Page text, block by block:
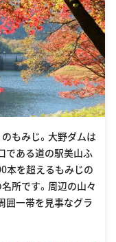
もみじ。大野ダムは
である道の駅美山ふ
本を超えるもみじの
所です。周辺の山々
囲一帯を見事なグラ